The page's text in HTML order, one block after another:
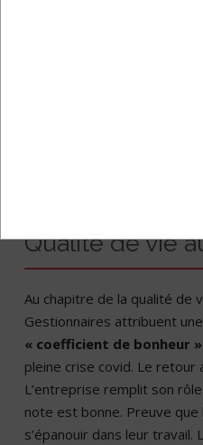
Qualité de vie
Au chapitre de la qualité de
Gestionnaires attribuent une
« coefficient de bonheur »
pleine crise covid. Le retour
L’entreprise remplit son
note est bonne. Preuve
s’épanouir dans leur travail.